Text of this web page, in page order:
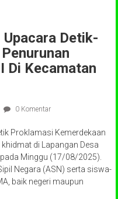
Detik-
Di Kecamatan
0 Komentar
Proklamasi Kemerdekaan
di Lapangan Desa
Minggu (17/08/2025).
Negara (ASN) serta siswa-
baik negeri maupun